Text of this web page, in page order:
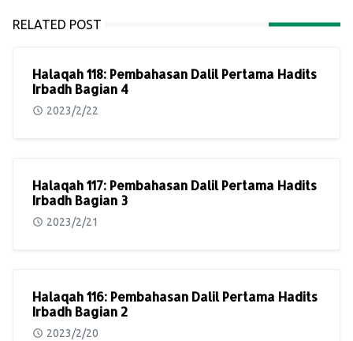
RELATED POST
Halaqah 118: Pembahasan Dalil Pertama Hadits
Irbadh Bagian 4
2023/2/22
Halaqah 117: Pembahasan Dalil Pertama Hadits
Irbadh Bagian 3
2023/2/21
Halaqah 116: Pembahasan Dalil Pertama Hadits
Irbadh Bagian 2
2023/2/20